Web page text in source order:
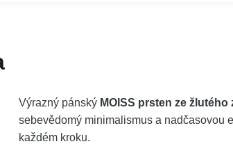
Výrazný pánský MOISS prsten ze žlutého
sebevědomý minimalismus a nadčasovou
každém kroku.